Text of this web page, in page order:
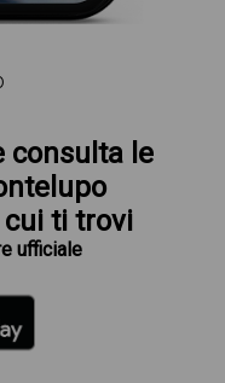
consulta le
ti trovi
ufficiale